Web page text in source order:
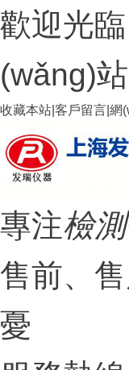
歡迎光
(wǎng)
收藏本站 客戶留言 網
專注檢
售前、售
憂